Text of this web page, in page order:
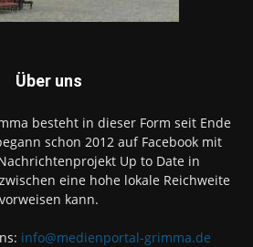
Über uns
besteht in dieser Form seit Ende
schon 2012 auf Facebook mit
Up to Date in
eine hohe lokale Reichweite
vorweisen kann.
info@medienportal-grimma.de